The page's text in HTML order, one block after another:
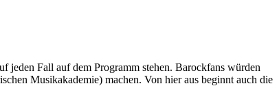
jeden Fall auf dem Programm stehen. Barockfans würden
Musikakademie) machen. Von hier aus beginnt auch die